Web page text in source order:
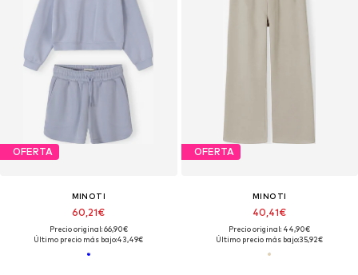
OFERTA
MINOTI
60,21€
Precio original: 66,90€
Último precio más bajo:43,49€
OFERTA
MINOTI
40,41€
Precio original: 44,90€
Último precio más bajo:35,92€